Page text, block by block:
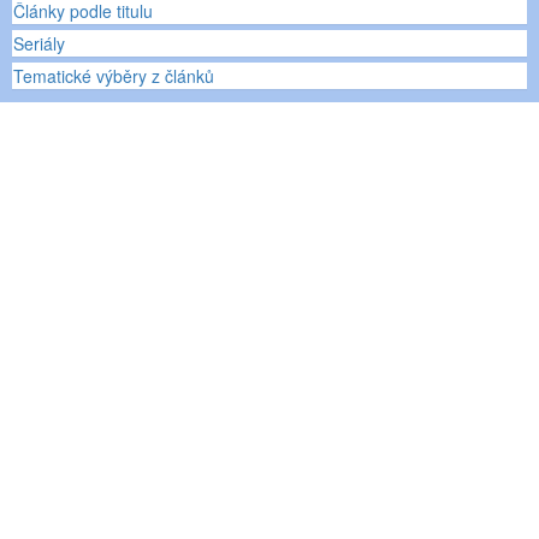
Články podle titulu
Seriály
Tematické výběry z článků